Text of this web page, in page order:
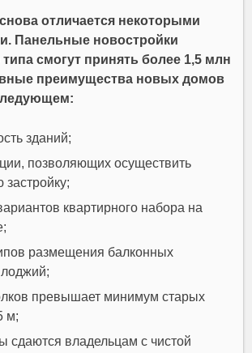
отличается некоторыми
Панельные новостройки
смогут принять более 1,5 млн
преимущества новых домов
зданий;
позволяющих осуществить
застройку;
квартирного набора на
размещения балконных
лоджий;
превышает минимум старых
м;
сдаются владельцам с чистой